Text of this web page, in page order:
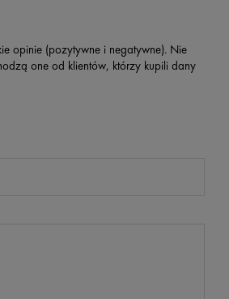
opinie (pozytywne i negatywne). Nie
one od klientów, którzy kupili dany